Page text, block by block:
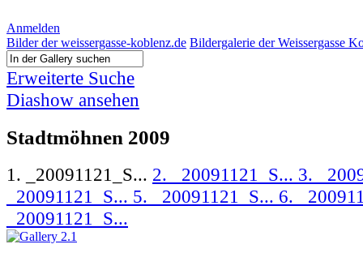
Anmelden
Bilder der weissergasse-koblenz.de Bildergalerie der Weissergasse
Erweiterte Suche
Diashow ansehen
Stadtmöhnen 2009
1. _20091121_S... 2. _20091121_S... 3.
_20091121_S... 5. _20091121_S... 6.
_20091121_S...